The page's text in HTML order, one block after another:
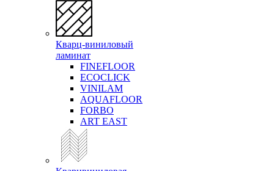
Кварц-виниловый
ламинат
FINEFLOOR
ECOCLICK
VINILAM
AQUAFLOOR
FORBO
ART EAST